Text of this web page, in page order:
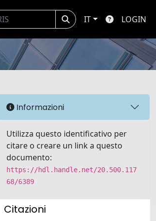
IT LOGIN
Informazioni
Utilizza questo identificativo per
citare o creare un link a questo
documento:
https://hdl.handle.net/20.500.117
68/6389
Citazioni